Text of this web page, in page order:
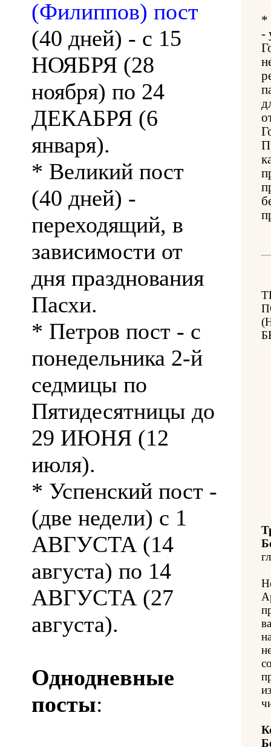
(Филиппов) пост
(40 дней) - с 15
НОЯБРЯ (28
ноября) по 24
ДЕКАБРЯ (6
января).
* Великий пост
(40 дней) -
переходящий, в
зависимости от
дня празднования
Пасхи.
* Петров пост - с
понедельника 2-й
седмицы по
Пятидесятницы до
29 ИЮНЯ (12
июля).
* Успенский пост -
(две недели) с 1
АВГУСТА (14
августа) по 14
АВГУСТА (27
августа).
Однодневные
посты:
*
-